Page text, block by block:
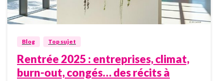
0
Blog Top sujet
Rentrée 2025 : entreprises, climat,
burn-out, congés… des récits à